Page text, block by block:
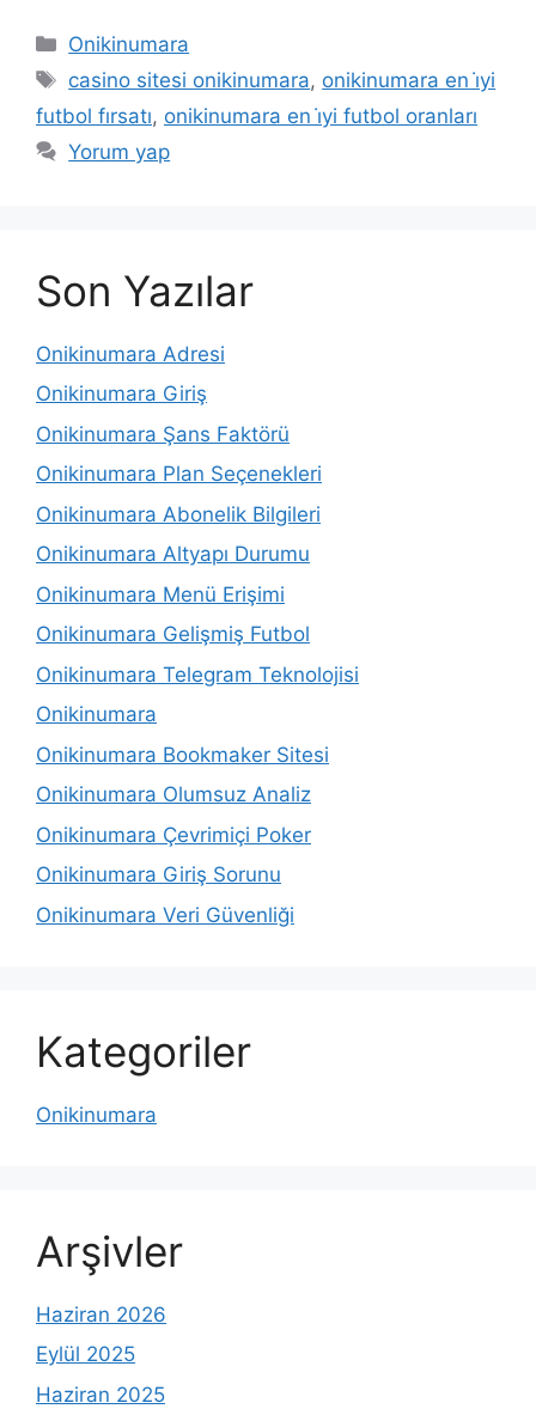
Kategoriler
Onikinumara
Etiketler
casino sitesi onikinumara, onikinumara en i̇yi
futbol fırsatı, onikinumara en i̇yi futbol oranları
Yorum yap
Son Yazılar
Onikinumara Adresi
Onikinumara Giriş
Onikinumara Şans Faktörü
Onikinumara Plan Seçenekleri
Onikinumara Abonelik Bilgileri
Onikinumara Altyapı Durumu
Onikinumara Menü Erişimi
Onikinumara Gelişmiş Futbol
Onikinumara Telegram Teknolojisi
Onikinumara
Onikinumara Bookmaker Sitesi
Onikinumara Olumsuz Analiz
Onikinumara Çevrimiçi Poker
Onikinumara Giriş Sorunu
Onikinumara Veri Güvenliği
Kategoriler
Onikinumara
Arşivler
Haziran 2026
Eylül 2025
Haziran 2025